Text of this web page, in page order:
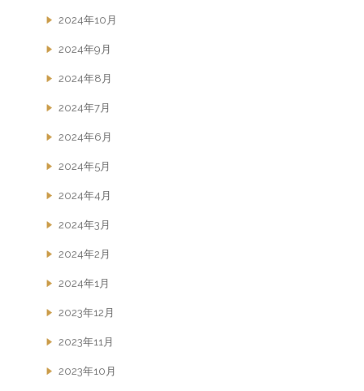
2024年10月
2024年9月
2024年8月
2024年7月
2024年6月
2024年5月
2024年4月
2024年3月
2024年2月
2024年1月
2023年12月
2023年11月
2023年10月